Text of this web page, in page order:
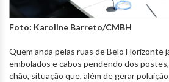
Foto: Karoline Barreto/CMBH
Quem anda pelas ruas de Belo Horizonte
embolados e cabos pendendo dos
chão, situação que, além de gerar